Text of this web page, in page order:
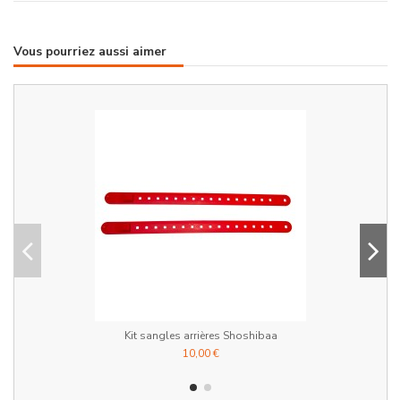
Vous pourriez aussi aimer
Kit sangles arrières Shoshibaa
10,00 €